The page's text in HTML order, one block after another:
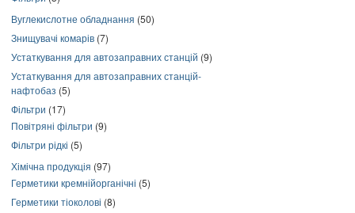
Вуглекислотне обладнання (50)
Знищувачі комарів (7)
Устаткування для автозаправних станцій (9)
Устаткування для автозаправних станцій-
нафтобаз (5)
Фільтри (17)
Повітряні фільтри (9)
Фільтри рідкі (5)
Хімічна продукція (97)
Герметики кремнійорганічні (5)
Герметики тіоколові (8)